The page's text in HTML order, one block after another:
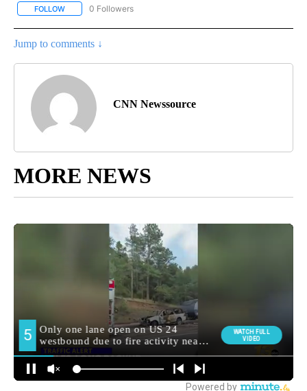
FOLLOW FOLLOW "CNN - SPANISH" TO RECEIVE NOTIFICATIONS ABOUT
0 Followers
Jump to comments ↓
CNN Newssource
MORE NEWS